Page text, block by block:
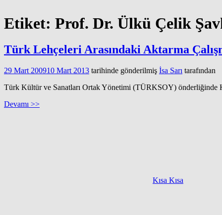
Etiket: Prof. Dr. Ülkü Çelik
Türk Lehçeleri Arasındaki Aktarma
29 Mart 200910 Mart 2013 tarihinde gönderilmiş İsa Sarı tarafından
Türk Kültür ve Sanatları Ortak Yönetimi (TÜRKSOY)
Devamı >>
Kısa Kısa